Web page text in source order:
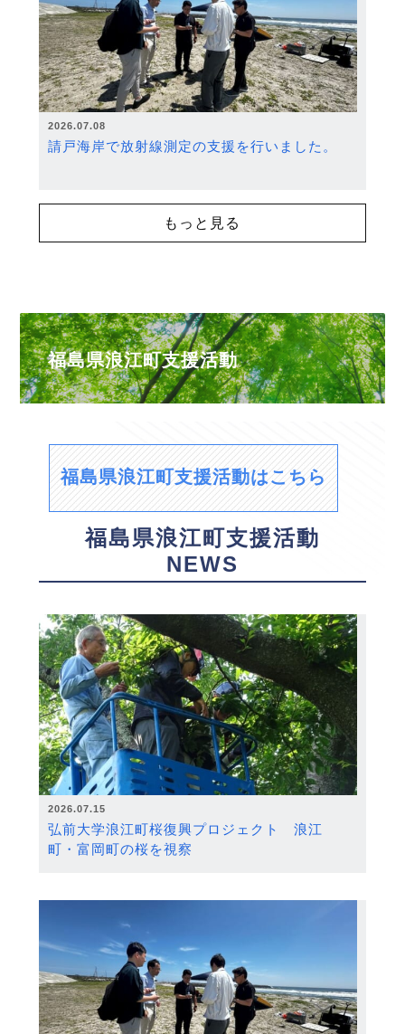
2026.07.08
請戸海岸で放射線測定の支援を行いました。
もっと見る
福島県浪江町支援活動
福島県浪江町支援活動はこちら
福島県浪江町支援活動
NEWS
2026.07.15
弘前大学浪江町桜復興プロジェクト 浪江
町・富岡町の桜を視察